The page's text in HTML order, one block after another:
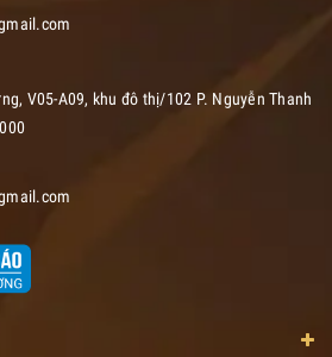
V05-A09, khu đô thị/102 P. Nguyễn Thanh